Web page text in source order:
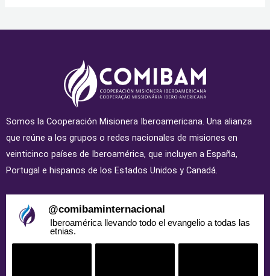
Somos la Cooperación Misionera Iberoamericana. Una alianza
que reúne a los grupos o redes nacionales de misiones en
veinticinco países de Iberoamérica, que incluyen a España,
Portugal e hispanos de los Estados Unidos y Canadá.
@comibaminternacional
Iberoamérica llevando todo el evangelio a todas las
etnias.